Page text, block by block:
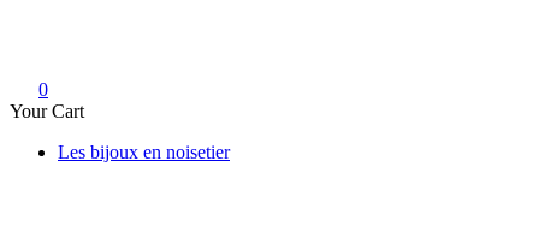
0
Your Cart
Les bijoux en noisetier